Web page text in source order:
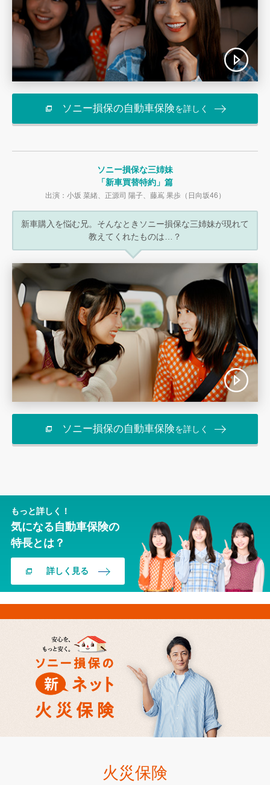
ソニー損保の自動車保険を詳しく
ソニー損保な三姉妹
「新車買替特約」篇
出演：小坂 菜緒、正源司 陽子、藤嶌 果歩（日向坂46）
新車購入を悩む兄。 そんなときソニー損保な三姉妹が現れて
教えてくれたものは…？
ソニー損保の自動車保険を詳しく
もっと詳しく！
気になる自動車保険の
特長とは？
詳しく見る
火災保険